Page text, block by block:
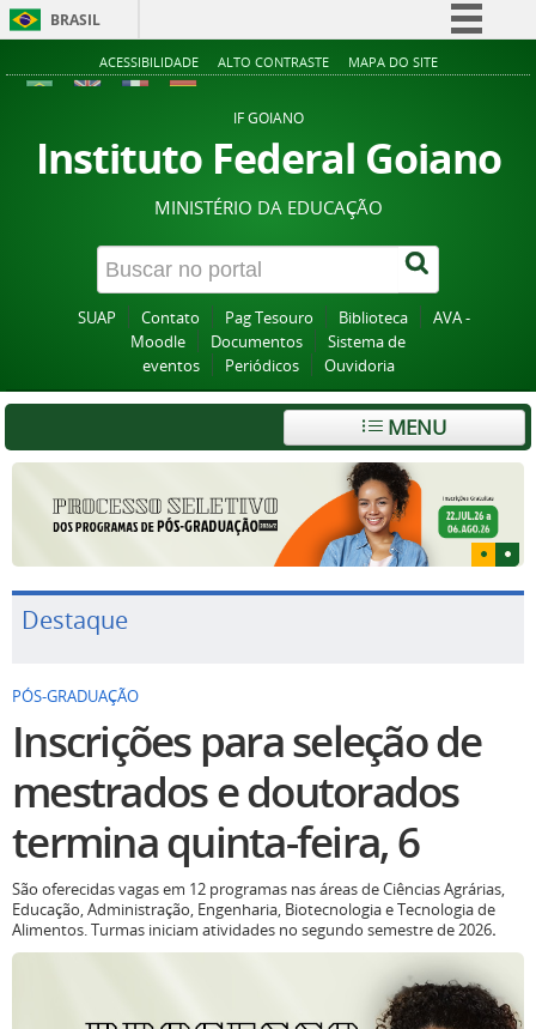
BRASIL
Simplifique!
Acesso à informação
Legislação
Canais
ACESSIBILIDADE ALTO CONTRASTE MAPA DO SITE
IF GOIANO
Instituto Federal Goiano
MINISTÉRIO DA EDUCAÇÃO
SUAP Contato Pag Tesouro Biblioteca
AVA -
Moodle
Documentos
Sistema de
eventos
Periódicos Ouvidoria
MENU
Destaque
PÓS-GRADUAÇÃO
Inscrições para seleção de
mestrados e doutorados
termina quinta-feira, 6
São oferecidas vagas em 12 programas nas áreas de Ciências Agrárias,
Educação, Administração, Engenharia, Biotecnologia e Tecnologia de
Alimentos. Turmas iniciam atividades no segundo semestre de 2026.